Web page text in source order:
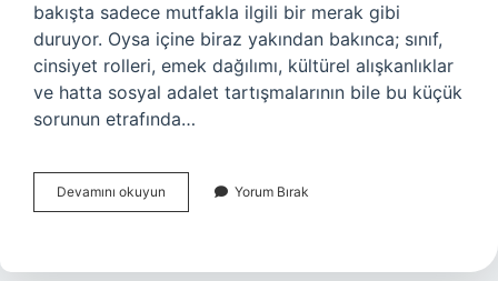
bakışta sadece mutfakla ilgili bir merak gibi
duruyor. Oysa içine biraz yakından bakınca; sınıf,
cinsiyet rolleri, emek dağılımı, kültürel alışkanlıklar
ve hatta sosyal adalet tartışmalarının bile bu küçük
sorunun etrafında…
Devamını okuyun
yanına
yapabilirim
Yorum Bırak